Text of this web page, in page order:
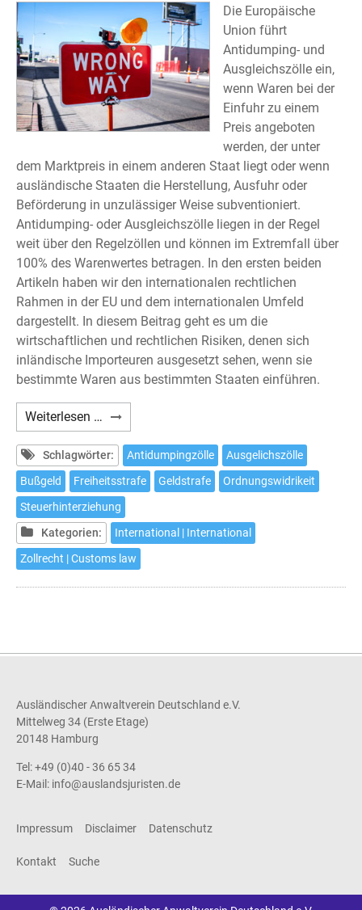
Die Europäische
Union führt
Antidumping- und
Ausgleichszölle ein,
wenn Waren bei der
Einfuhr zu einem
Preis angeboten
werden, der unter
dem Marktpreis in einem anderen Staat liegt oder wenn
ausländische Staaten die Herstellung, Ausfuhr oder
Beförderung in unzulässiger Weise subventioniert.
Antidumping- oder Ausgleichszölle liegen in der Regel
weit über den Regelzöllen und können im Extremfall über
100% des Warenwertes betragen. In den ersten beiden
Artikeln haben wir den internationalen rechtlichen
Rahmen in der EU und dem internationalen Umfeld
dargestellt. In diesem Beitrag geht es um die
wirtschaftlichen und rechtlichen Risiken, denen sich
inländische Importeuren ausgesetzt sehen, wenn sie
bestimmte Waren aus bestimmten Staaten einführen.
Weiterlesen … Antidumpingzölle
und
ihre
strafrechtlichen
Risiken
(3)
Schlagwörter: Antidumpingzölle
Ausgelichszölle
Bußgeld
Freiheitsstrafe Geldstrafe
Ordnungswidrikeit
Steuerhinterziehung
Kategorien:
International | International
Zollrecht | Customs law
Ausländischer Anwaltverein Deutschland e.V.
Mittelweg 34 (Erste Etage)
20148 Hamburg
Tel: +49 (0)40 - 36 65 34
E-Mail: info@auslandsjuristen.de
Impressum Disclaimer Datenschutz
Kontakt Suche